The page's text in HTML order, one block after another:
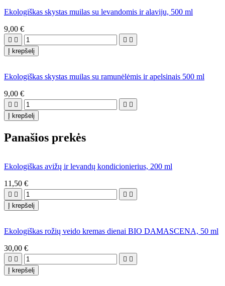
Ekologiškas skystas muilas su levandomis ir alaviju, 500 ml
9,00 €
   
Į krepšelį
Ekologiškas skystas muilas su ramunėlėmis ir apelsinais 500 ml
9,00 €
   
Į krepšelį
Panašios prekės
Ekologiškas avižų ir levandų kondicionierius, 200 ml
11,50 €
   
Į krepšelį
Ekologiškas rožių veido kremas dienai BIO DAMASCENA, 50 ml
30,00 €
   
Į krepšelį